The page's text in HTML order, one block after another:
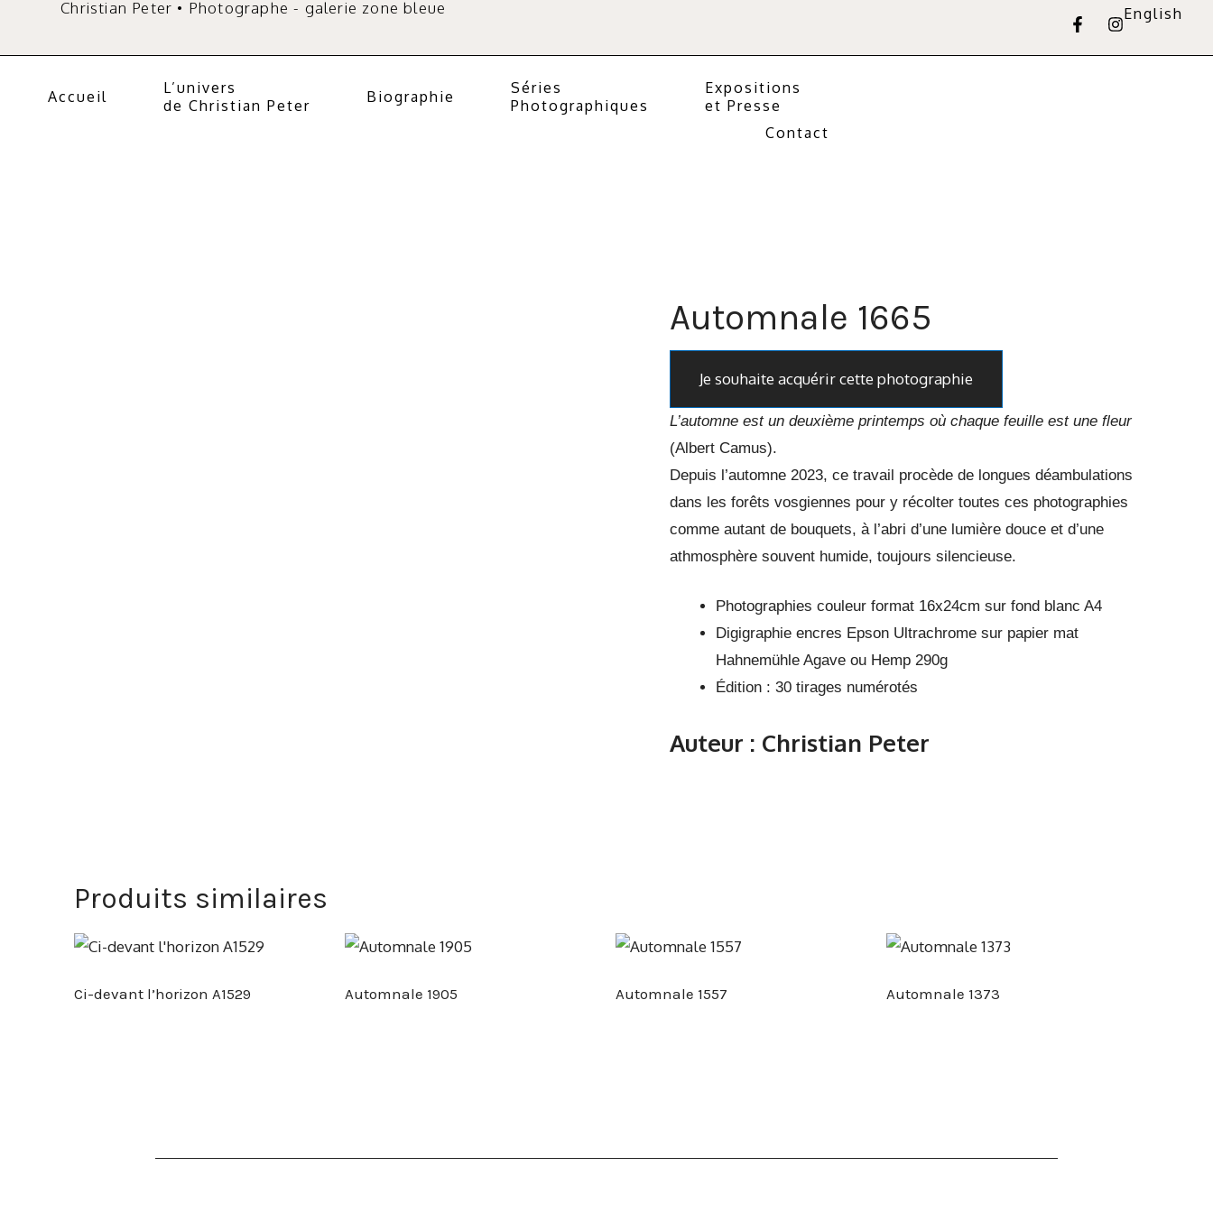
Christian Peter • Photographe - galerie zone bleue English
Accueil
L’univers
de Christian Peter
Biographie
Séries
Photographiques
Expositions
et Presse
Contact
Automnale 1665
Je souhaite acquérir cette photographie
L’automne est un deuxième printemps où chaque feuille est une fleur
(Albert Camus).
Depuis l’automne 2023, ce travail procède de longues déambulations
dans les forêts vosgiennes pour y récolter toutes ces photographies
comme autant de bouquets, à l’abri d’une lumière douce et d’une
athmosphère souvent humide, toujours silencieuse.
Photographies couleur format 16x24cm sur fond blanc A4
Digigraphie encres Epson Ultrachrome sur papier mat
Hahnemühle Agave ou Hemp 290g
Édition : 30 tirages numérotés
Auteur : Christian Peter
Produits similaires
Ci-devant l’horizon A1529 Automnale 1905 Automnale 1557 Automnale 1373